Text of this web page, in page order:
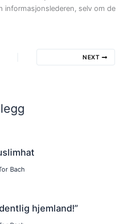
informasjonslederen, selv om de
NEXT
Bach
hjemland!”